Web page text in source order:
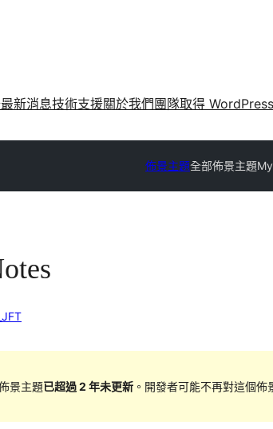
最新消息技術支援關於我們 團隊取得 WordPress
佈景主題全部佈景主題
景主題已超過 2 年未更新。開發者可能不再對這個佈